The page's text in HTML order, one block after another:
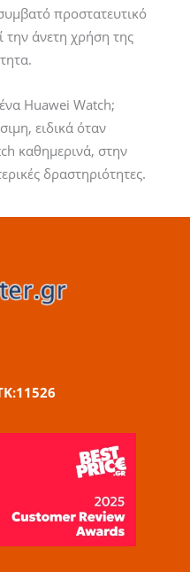
προστατευτικό
την άνετη χρήση της
Huawei Watch;
ειδικά όταν
καθημερινά, στην
δραστηριότητες.